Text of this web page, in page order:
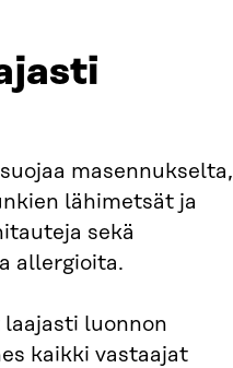
masennukselta,
lähimetsät ja
sekä
allergioita.
luonnon
kaikki vastaajat